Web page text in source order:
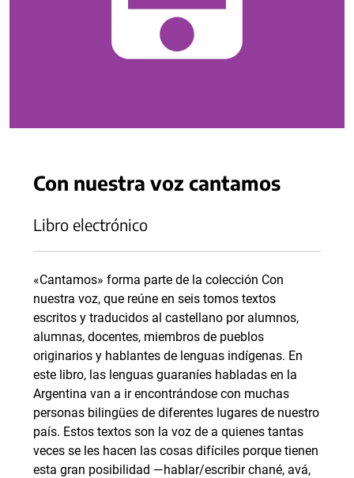
Con nuestra voz cantamos
Libro electrónico
«Cantamos» forma parte de la colección Con
nuestra voz, que reúne en seis tomos textos
escritos y traducidos al castellano por alumnos,
alumnas, docentes, miembros de pueblos
originarios y hablantes de lenguas indígenas. En
este libro, las lenguas guaraníes habladas en la
Argentina van a ir encontrándose con muchas
personas bilingües de diferentes lugares de nuestro
país. Estos textos son la voz de a quienes tantas
veces se les hacen las cosas difíciles porque tienen
esta gran posibilidad —hablar/escribir chané, avá,